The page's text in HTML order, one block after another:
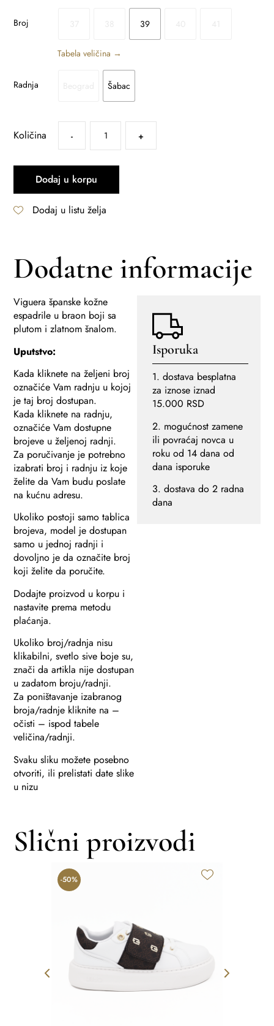
Broj 39
Tabela veličina →
Radnja Šabac
Količina - +
Dodaj u korpu
Dodaj u listu želja
Dodatne informacije
Viguera španske kožne
espadrile u braon boji sa
plutom i zlatnom šnalom.
Uputstvo:
Kada kliknete na željeni broj
označiće Vam radnju u kojoj
je taj broj dostupan.
Kada kliknete na radnju,
označiće Vam dostupne
brojeve u željenoj radnji.
Za poručivanje je potrebno
izabrati broj i radnju iz koje
želite da Vam budu poslate
na kućnu adresu.
Ukoliko postoji samo tablica
brojeva, model je dostupan
samo u jednoj radnji i
dovoljno je da označite broj
koji želite da poručite.
Dodajte proizvod u korpu i
nastavite prema metodu
plaćanja.
Ukoliko broj/radnja nisu
klikabilni, svetlo sive boje su,
znači da artikla nije dostupan
u zadatom broju/radnji.
Za poništavanje izabranog
broja/radnje kliknite na –
očisti – ispod tabele
veličina/radnji.
Svaku sliku možete posebno
otvoriti, ili prelistati date slike
u nizu
Isporuka
1. dostava besplatna
za iznose iznad
15.000 RSD
2. mogućnost zamene
ili povraćaj novca u
roku od 14 dana od
dana isporuke
3. dostava do 2 radna
dana
Slični proizvodi
-50%